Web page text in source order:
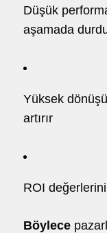
Düşük
aşamada
Yüksek
artırır
ROI
Böylece